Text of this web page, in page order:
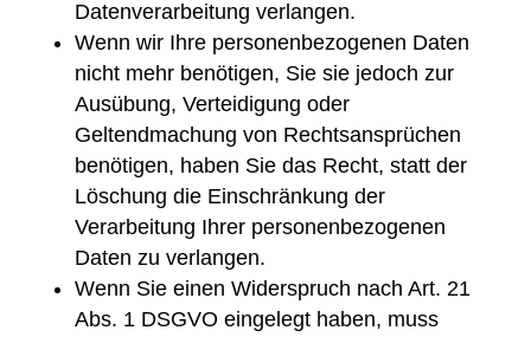
Datenverarbeitung verlangen.
Wenn wir Ihre personenbezogenen Daten
nicht mehr benötigen, Sie sie jedoch zur
Ausübung, Verteidigung oder
Geltendmachung von Rechtsansprüchen
benötigen, haben Sie das Recht, statt der
Löschung die Einschränkung der
Verarbeitung Ihrer personenbezogenen
Daten zu verlangen.
Wenn Sie einen Widerspruch nach Art. 21
Abs. 1 DSGVO eingelegt haben, muss